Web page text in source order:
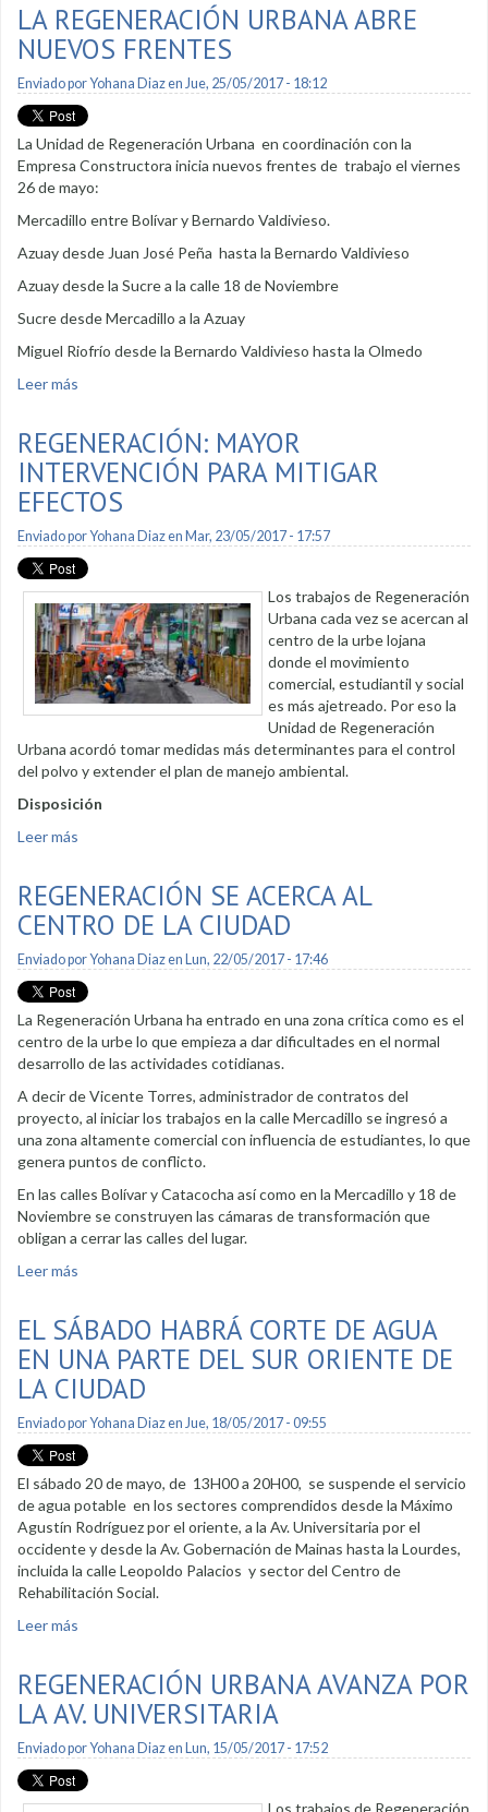
LA REGENERACIÓN URBANA ABRE
NUEVOS FRENTES
Enviado porYohana Diazen Jue, 25/05/2017 - 18:12
La Unidad de Regeneración Urbana en coordinación con la
Empresa Constructora inicia nuevos frentes de trabajo el viernes
26 de mayo:
Mercadillo entre Bolívar y Bernardo Valdivieso.
Azuay desde Juan José Peña hasta la Bernardo Valdivieso
Azuay desde la Sucre a la calle 18 de Noviembre
Sucre desde Mercadillo a la Azuay
Miguel Riofrío desde la Bernardo Valdivieso hasta la Olmedo
Leer más
REGENERACIÓN: MAYOR
INTERVENCIÓN PARA MITIGAR
EFECTOS
Enviado porYohana Diazen Mar, 23/05/2017 - 17:57
Los trabajos de Regeneración
Urbana cada vez se acercan al
centro de la urbe lojana
donde el movimiento
comercial, estudiantil y social
es más ajetreado. Por eso la
Unidad de Regeneración
Urbana acordó tomar medidas más determinantes para el control
del polvo y extender el plan de manejo ambiental.
Disposición
Leer más
REGENERACIÓN SE ACERCA AL
CENTRO DE LA CIUDAD
Enviado porYohana Diazen Lun, 22/05/2017 - 17:46
La Regeneración Urbana ha entrado en una zona crítica como es el
centro de la urbe lo que empieza a dar dificultades en el normal
desarrollo de las actividades cotidianas.
A decir de Vicente Torres, administrador de contratos del
proyecto, al iniciar los trabajos en la calle Mercadillo se ingresó a
una zona altamente comercial con influencia de estudiantes, lo que
genera puntos de conflicto.
En las calles Bolívar y Catacocha así como en la Mercadillo y 18 de
Noviembre se construyen las cámaras de transformación que
obligan a cerrar las calles del lugar.
Leer más
EL SÁBADO HABRÁ CORTE DE AGUA
EN UNA PARTE DEL SUR ORIENTE DE
LA CIUDAD
Enviado porYohana Diazen Jue, 18/05/2017 - 09:55
El sábado 20 de mayo, de 13H00 a 20H00, se suspende el servicio
de agua potable en los sectores comprendidos desde la Máximo
Agustín Rodríguez por el oriente, a la Av. Universitaria por el
occidente y desde la Av. Gobernación de Mainas hasta la Lourdes,
incluida la calle Leopoldo Palacios y sector del Centro de
Rehabilitación Social.
Leer más
REGENERACIÓN URBANA AVANZA POR
LA AV. UNIVERSITARIA
Enviado porYohana Diazen Lun, 15/05/2017 - 17:52
Los trabajos de Regeneración